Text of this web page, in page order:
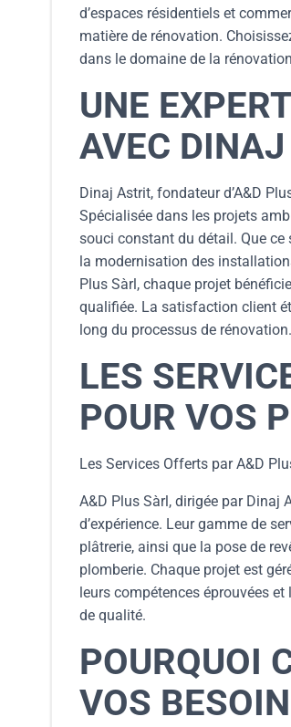
d’espaces résidentiels et
matière de rénovation.
dans le domaine de la
UNE
AVEC
Dinaj Astrit, fondateur d’A&D
Spécialisée dans les projets
souci constant du détail. Que
la modernisation des
Plus Sàrl, chaque projet
qualifiée. La satisfaction client
long du processus de rénovation.
LES
POUR VOS
Les Services Offerts par A&D
A&D Plus Sàrl, dirigée par Dinaj
d’expérience. Leur gamme de
plâtrerie, ainsi que la pose de
plomberie. Chaque projet est
leurs compétences éprouvées
de qualité.
POURQUOI
VOS